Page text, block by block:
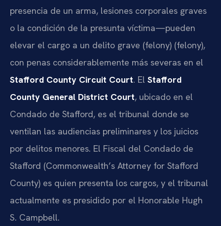
presencia de un arma, lesiones corporales graves
o la condición de la presunta víctima—pueden
elevar el cargo a un delito grave (felony) (felony),
con penas considerablemente más severas en el
Stafford County Circuit Court. El Stafford
County General District Court, ubicado en el
Condado de Stafford, es el tribunal donde se
ventilan las audiencias preliminares y los juicios
por delitos menores. El Fiscal del Condado de
Stafford (Commonwealth’s Attorney for Stafford
County) es quien presenta los cargos, y el tribunal
actualmente es presidido por el Honorable Hugh
S. Campbell.